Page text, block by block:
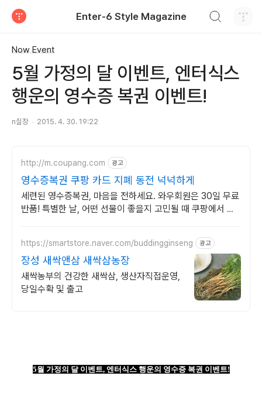
Enter-6 Style Magazine
Now Event
5월 가정의 달 이벤트, 엔터식스
행운의 영수증 복권 이벤트!
n실장 2015. 4. 30. 19:22
http://m.coupang.com 광고
영수증복권 쿠팡 카드 지폐 동전 넉넉하게
세련된 영수증복권, 마음을 전하세요. 와우회원은 30일 무료
반품! 특별한 날, 어떤 선물이 좋을지 고민될 때 쿠팡에서 찾
https://smartstore.naver.com/buddingginseng 광고
장성 새싹앤삼 새싹삼농장
새싹농부의 건강한 새싹삼, 생산자직접운영,
당일수확 및 출고
5월 가정의 달 이벤트, 엔터식스 행운의 영수증 복권 이벤트!